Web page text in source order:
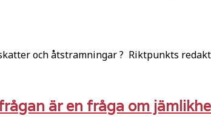
och åtstramningar ? Riktpunkts
är en fråga om